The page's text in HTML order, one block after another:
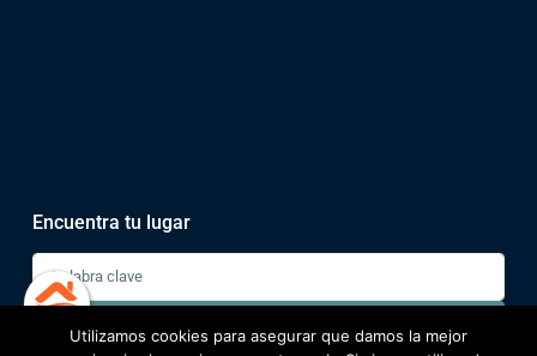
Encuentra tu lugar
Utilizamos cookies para asegurar que damos la mejor